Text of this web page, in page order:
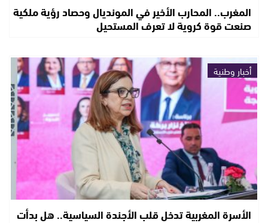
المغرب.. المحارب الأخير في المونديال وحصاد رؤية ملكية
صنعت قوة كروية لا تعرف المستحيل
أخبار وطنية
الأسرة المغربية تدخل قلب الأجندة السياسية.. هل بدأت